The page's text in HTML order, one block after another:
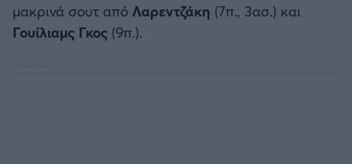
μακρινά σουτ από Λαρεντζάκη (7π., 3ασ.) και
Γουίλιαμς Γκος (9π.).